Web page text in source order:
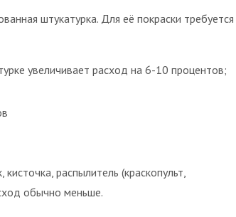
штукатурка. Для её покраски требуется
увеличивает расход на 6-10 процентов;
распылитель (краскопульт,
обычно меньше.